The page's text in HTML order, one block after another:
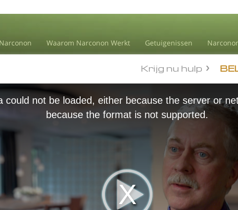
Waarom Narconon Werkt Getuigenissen
Krijg nu hulp
could not be loaded, either because the server or
because the format is not supported.